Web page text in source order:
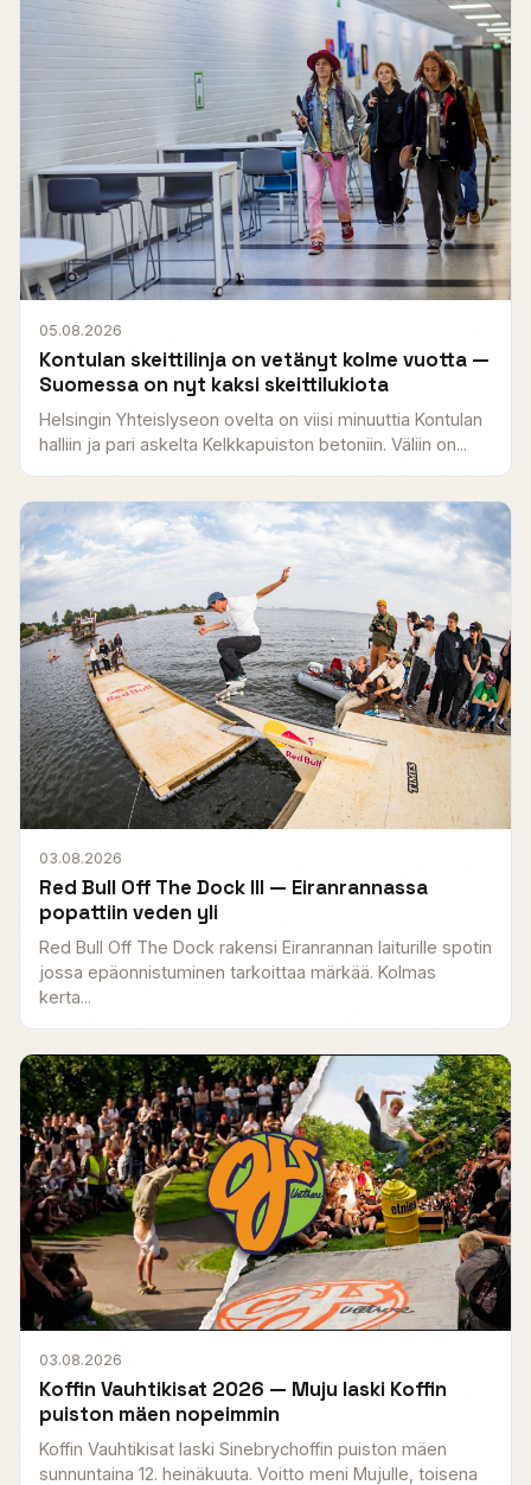
05.08.2026
Kontulan skeittilinja on vetänyt kolme vuotta —
Suomessa on nyt kaksi skeittilukiota
Helsingin Yhteislyseon ovelta on viisi minuuttia Kontulan
halliin ja pari askelta Kelkkapuiston betoniin. Väliin on...
03.08.2026
Red Bull Off The Dock III — Eiranrannassa
popattiin veden yli
Red Bull Off The Dock rakensi Eiranrannan laiturille spotin
jossa epäonnistuminen tarkoittaa märkää. Kolmas
kerta...
03.08.2026
Koffin Vauhtikisat 2026 — Muju laski Koffin
puiston mäen nopeimmin
Koffin Vauhtikisat laski Sinebrychoffin puiston mäen
sunnuntaina 12. heinäkuuta. Voitto meni Mujulle, toisena